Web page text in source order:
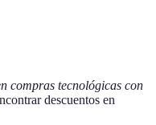
compras tecnológicas con
descuentos en